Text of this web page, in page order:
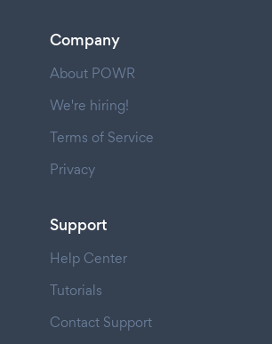
Company
About POWR
We're hiring!
Terms of Service
Privacy
Support
Help Center
Tutorials
Contact Support